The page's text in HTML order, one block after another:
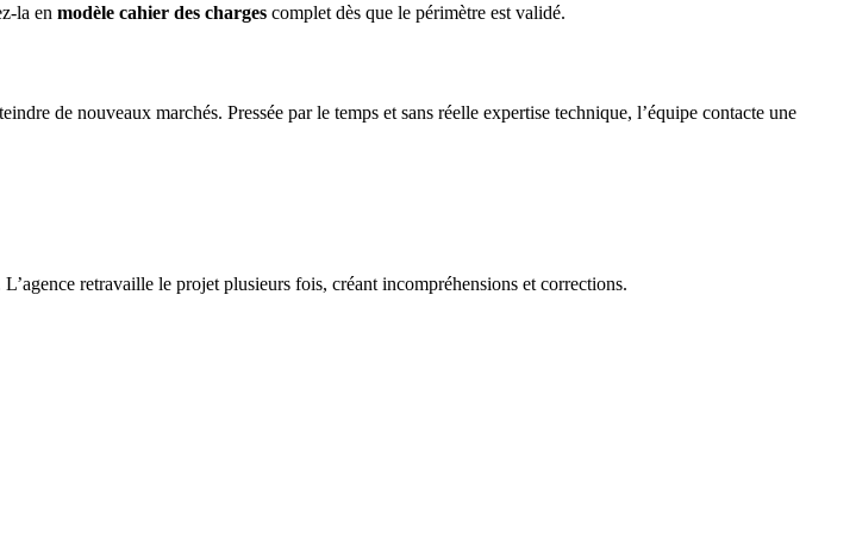
en modèle cahier des charges complet dès que le périmètre est validé.
de nouveaux marchés. Pressée par le temps et sans réelle expertise technique, l’équipe contacte une
retravaille le projet plusieurs fois, créant incompréhensions et corrections.